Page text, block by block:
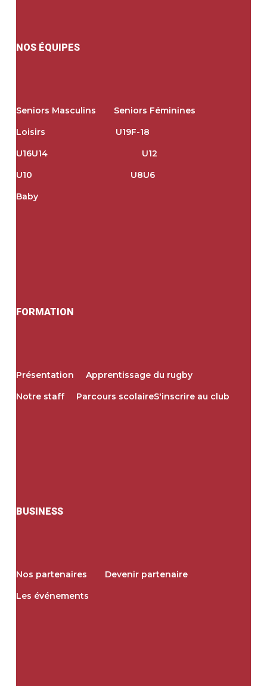
NOS ÉQUIPES
Seniors Masculins
Seniors Féminines
Loisirs
U19F-18
U16U14
U12
U10
U8U6
Baby
FORMATION
Présentation
Apprentissage du rugby
Notre staff
Parcours scolaireS'inscrire au club
BUSINESS
Nos partenaires
Devenir partenaire
Les événements